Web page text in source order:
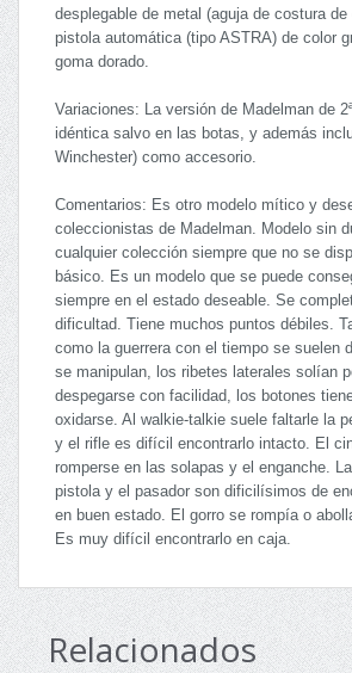
desplegable de metal (aguja de costura de
pistola automática (tipo ASTRA) de color
goma dorado.
Variaciones: La versión de Madelman de
idéntica salvo en las botas, y además
Winchester) como accesorio.
Comentarios: Es otro modelo mítico y
coleccionistas de Madelman. Modelo sin
cualquier colección siempre que no se
básico. Es un modelo que se puede
siempre en el estado deseable. Se
dificultad. Tiene muchos puntos débiles.
como la guerrera con el tiempo se suelen
se manipulan, los ribetes laterales solían
despegarse con facilidad, los botones
oxidarse. Al walkie-talkie suele faltarle la
y el rifle es difícil encontrarlo intacto. El
romperse en las solapas y el enganche.
pistola y el pasador son dificilísimos de
en buen estado. El gorro se rompía o
Es muy difícil encontrarlo en caja.
Relacionados